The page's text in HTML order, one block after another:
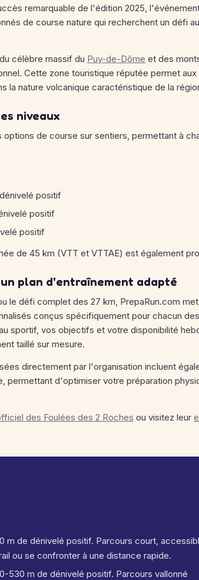
remarquable de l'édition 2025,
de course nature qui recherchent un défi
célèbre massif du Puy-de-Dôme et des
Cette zone touristique réputée permet aux
la nature volcanique caractéristique de la
niveaux
de course sur sentiers, permettant à
positif
positif
positif
de 45 km (VTT et VTTAE) est également
plan d'entraînement adapté
le défi complet des 27 km, PrepaRun.com
conçus spécifiquement pour chacun
sportif, vos objectifs et votre disponibilité
taillé sur mesure.
directement par l'organisation incluent
permettant d'optimiser votre préparation
des Foulées des 2 Roches ou visitez leur
m de dénivelé positif. Parcours court,
ou se confronter à une distance rapide.
530 m de dénivelé positif. Parcours vallonné